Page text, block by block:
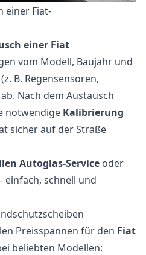
einer Fiat-
einer Fiat
vom Modell, Baujahr und
B. Regensensoren,
Nach dem Austausch
notwendige Kalibrierung
sicher auf der Straße
Autoglas-Service oder
einfach, schnell und
Preisspannen für den Fiat
beliebten Modellen: